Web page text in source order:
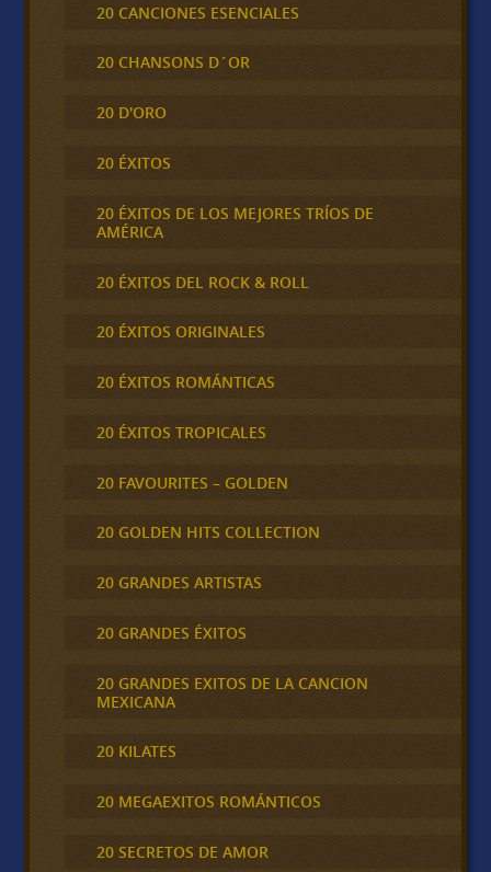
20 CANCIONES ESENCIALES
20 CHANSONS D´OR
20 D'ORO
20 ÉXITOS
20 ÉXITOS DE LOS MEJORES TRÍOS DE
AMÉRICA
20 ÉXITOS DEL ROCK & ROLL
20 ÉXITOS ORIGINALES
20 ÉXITOS ROMÁNTICAS
20 ÉXITOS TROPICALES
20 FAVOURITES – GOLDEN
20 GOLDEN HITS COLLECTION
20 GRANDES ARTISTAS
20 GRANDES ÉXITOS
20 GRANDES EXITOS DE LA CANCION
MEXICANA
20 KILATES
20 MEGAEXITOS ROMÁNTICOS
20 SECRETOS DE AMOR